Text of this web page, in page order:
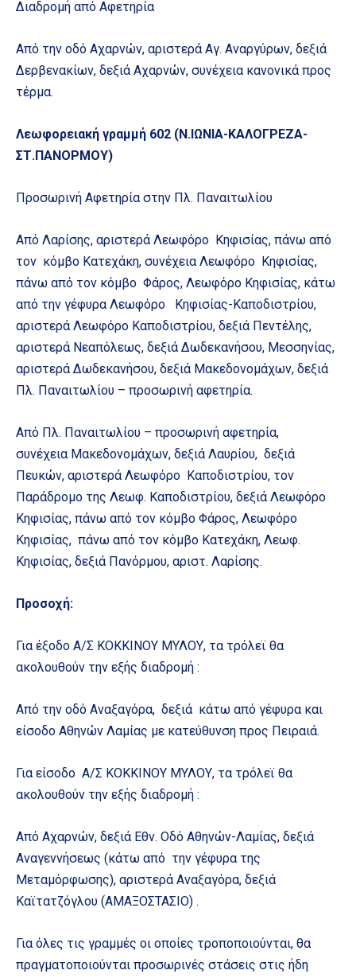
Διαδρομή από Αφετηρία
Από την οδό Αχαρνών, αριστερά Αγ. Αναργύρων, δεξιά
Δερβενακίων, δεξιά Αχαρνών, συνέχεια κανονικά προς
τέρμα.
Λεωφορειακή γραμμή 602 (Ν.ΙΩΝΙΑ-ΚΑΛΟΓΡΕΖΑ-
ΣΤ.ΠΑΝΟΡΜΟΥ)
Προσωρινή Αφετηρία στην Πλ. Παναιτωλίου
Από Λαρίσης, αριστερά Λεωφόρο Κηφισίας, πάνω από
τον κόμβο Κατεχάκη, συνέχεια Λεωφόρο Κηφισίας,
πάνω από τον κόμβο Φάρος, Λεωφόρο Κηφισίας, κάτω
από την γέφυρα Λεωφόρο Κηφισίας-Καποδιστρίου,
αριστερά Λεωφόρο Καποδιστρίου, δεξιά Πεντέλης,
αριστερά Νεαπόλεως, δεξιά Δωδεκανήσου, Μεσσηνίας,
αριστερά Δωδεκανήσου, δεξιά Μακεδονομάχων, δεξιά
Πλ. Παναιτωλίου – προσωρινή αφετηρία.
Από Πλ. Παναιτωλίου – προσωρινή αφετηρία,
συνέχεια Μακεδονομάχων, δεξιά Λαυρίου, δεξιά
Πευκών, αριστερά Λεωφόρο Καποδιστρίου, τον
Παράδρομο της Λεωφ. Καποδιστρίου, δεξιά Λεωφόρο
Κηφισίας, πάνω από τον κόμβο Φάρος, Λεωφόρο
Κηφισίας, πάνω από τον κόμβο Κατεχάκη, Λεωφ.
Κηφισίας, δεξιά Πανόρμου, αριστ. Λαρίσης.
Προσοχή:
Για έξοδο Α/Σ ΚΟΚΚΙΝΟΥ ΜΥΛΟΥ, τα τρόλεϊ θα
ακολουθούν την εξής διαδρομή :
Aπό την οδό Αναξαγόρα, δεξιά κάτω από γέφυρα και
είσοδο Αθηνών Λαμίας με κατεύθυνση προς Πειραιά.
Για είσοδο Α/Σ ΚΟΚΚΙΝΟΥ ΜΥΛΟΥ, τα τρόλεϊ θα
ακολουθούν την εξής διαδρομή :
Από Αχαρνών, δεξιά Εθν. Οδό Αθηνών-Λαμίας, δεξιά
Αναγεννήσεως (κάτω από την γέφυρα της
Μεταμόρφωσης), αριστερά Αναξαγόρα, δεξιά
Καϊτατζόγλου (ΑΜΑΞΟΣΤΑΣΙΟ) .
Για όλες τις γραμμές οι οποίες τροποποιούνται, θα
πραγματοποιούνται προσωρινές στάσεις στις ήδη